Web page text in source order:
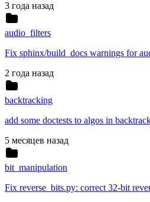
3 года назад
audio_filters
Fix sphinx/build_docs warnings for
2 года назад
backtracking
add some doctests to algos in
5 месяцев назад
bit_manipulation
Fix reverse_bits.py: correct 32-bit